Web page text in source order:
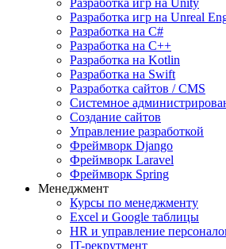
Разработка игр на Unity
Разработка игр на Unreal
Разработка на C#
Разработка на C++
Разработка на Kotlin
Разработка на Swift
Разработка сайтов / CMS
Системное
Создание сайтов
Управление разработкой
Фреймворк Django
Фреймворк Laravel
Фреймворк Spring
Менеджмент
Курсы по менеджменту
Excel и Google таблицы
HR и управление
IT-рекрутмент